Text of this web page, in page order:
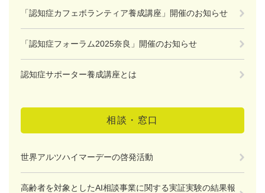
「認知症カフェボランティア養成講座」開催のお知らせ
「認知症フォーラム2025奈良」開催のお知らせ
認知症サポーター養成講座とは
相談・窓口
世界アルツハイマーデーの啓発活動
高齢者を対象としたAI相談事業に関する実証実験の結果報